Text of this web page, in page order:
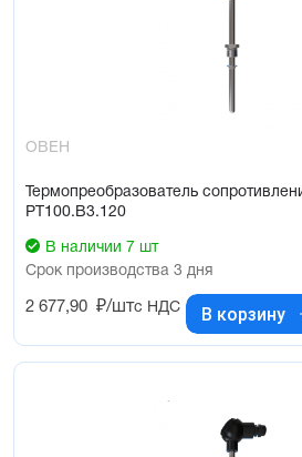
ОВЕН
Термопреобразователь
РТ100.В3.120
В наличии 7 шт
Срок производства 3 дня
2 677,90 ₽/штс НДС В корзину